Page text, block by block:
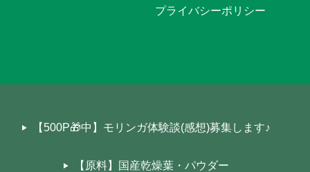
プライバシーポリシー
【500P🎁中】モリンガ体験談(感想)募集します♪
【原料】国産乾燥葉・パウダー